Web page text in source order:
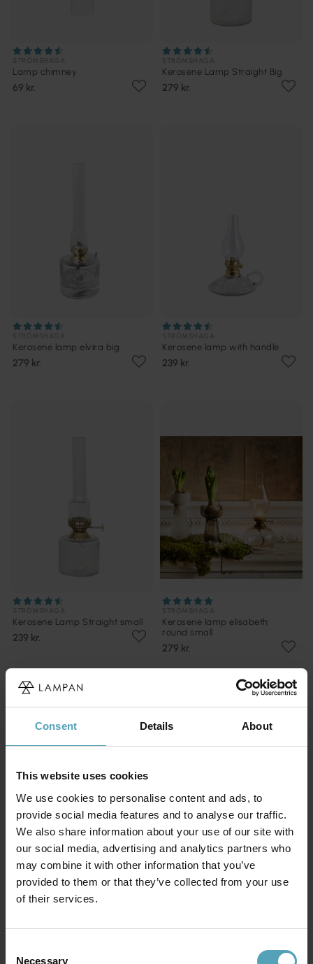
Consent Details About
This website uses cookies
We use cookies to personalise content and ads, to
provide social media features and to analyse our traffic.
We also share information about your use of our site with
our social media, advertising and analytics partners who
may combine it with other information that you’ve
provided to them or that they’ve collected from your use
of their services.
Necessary
Lamp chimney
69 kr.
Kerosene Lamp Straight Big
279 kr.
Kerosene lamp elvira big
279 kr.
Kerosene lamp with handle
239 kr.
Kerosene Lamp Straight small
239 kr.
Kerosene lamp elisabeth
round small
279 kr.
STRÖMSHAGA